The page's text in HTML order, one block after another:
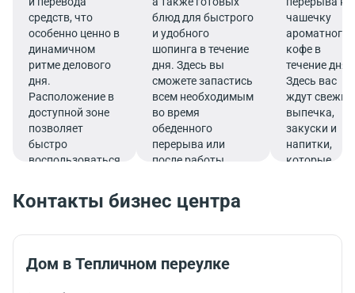
средств, что
особенно ценно в
динамичном
ритме делового
дня.
Расположение в
доступной зоне
позволяет
быстро
воспользоваться
блюд для быстрого
и удобного
шопинга в течение
дня. Здесь вы
сможете запастись
всем необходимым
во время
обеденного
перерыва или
после работы.
чашечку
ароматного
кофе в
течение дня.
Здесь вас
ждут свежие
выпечка,
закуски и
напитки,
которые
продуктивно
Контакты бизнес центра
Дом в Тепличном переулке